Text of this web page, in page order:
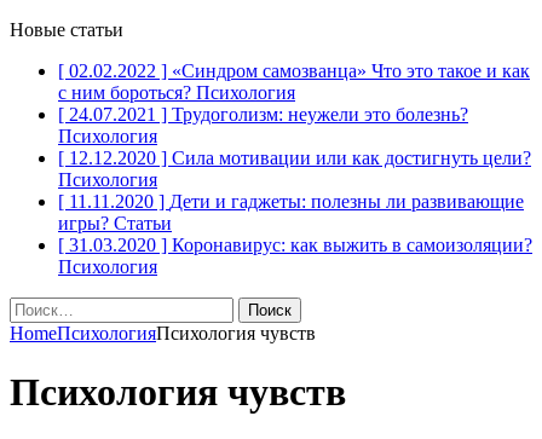
Новые статьи
[ 02.02.2022 ] «Синдром самозванца» Что это такое и как
с ним бороться? Психология
[ 24.07.2021 ] Трудоголизм: неужели это болезнь?
Психология
[ 12.12.2020 ] Сила мотивации или как достигнуть цели?
Психология
[ 11.11.2020 ] Дети и гаджеты: полезны ли развивающие
игры? Статьи
[ 31.03.2020 ] Коронавирус: как выжить в самоизоляции?
Психология
Найти:
HomeПсихологияПсихология чувств
Психология чувств